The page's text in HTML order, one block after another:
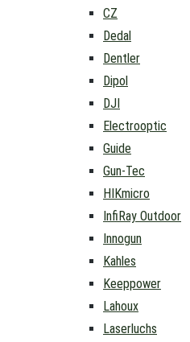
CZ
Dedal
Dentler
Dipol
DJI
Electrooptic
Guide
Gun-Tec
HIKmicro
InfiRay Outdoor
Innogun
Kahles
Keeppower
Lahoux
Laserluchs